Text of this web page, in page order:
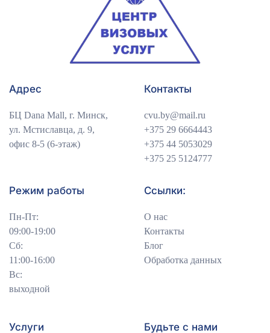
Адрес
БЦ Dana Mall, г. Минск,
ул. Мстиславца, д. 9,
офис 8-5 (6-этаж)
Контакты
cvu.by@mail.ru
+375 29 6664443
+375 44 5053029
+375 25 5124777
Режим работы
Пн-Пт:
09:00-19:00
Сб:
11:00-16:00
Вс:
выходной
Ссылки:
О нас
Контакты
Блог
Обработка данных
Услуги Будьте с нами